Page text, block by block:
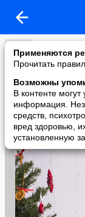
Применяются
Прочитать
Возможны
В контенте
информация.
средств,
вред здоровью,
установленную
оксана
added a photo
10 Jul в 13:51